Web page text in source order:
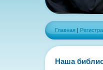
Главная |
Наша